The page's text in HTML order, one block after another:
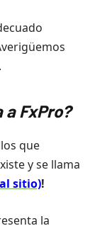
FxPro?
que
y se llama
sitio)!
la